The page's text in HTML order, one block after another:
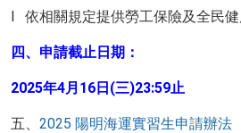
l 依相關規定提供勞工保險及全民
四、申請截止日期：
2025年4月16日(三)23:59止
五、 2025 陽明海運實習生申請辦法